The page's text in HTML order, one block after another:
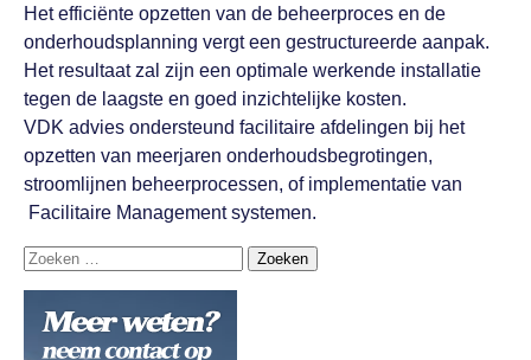
Het efficiënte opzetten van de beheerproces en de
onderhoudsplanning vergt een gestructureerde aanpak.
Het resultaat zal zijn een optimale werkende installatie
tegen de laagste en goed inzichtelijke kosten.
VDK advies ondersteund facilitaire afdelingen bij het
opzetten van meerjaren onderhoudsbegrotingen,
stroomlijnen beheerprocessen, of implementatie van
Facilitaire Management systemen.
Zoeken
naar:
Zoeken
Zoeken